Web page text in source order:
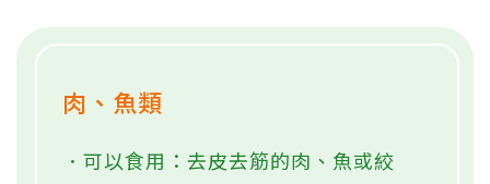
肉、魚類
．可以食用：去皮去筋的肉、魚或絞